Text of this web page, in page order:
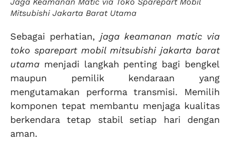
Mitsubishi Jakarta Barat Utama
Sebagai perhatian, jaga keamanan matic via
toko sparepart mobil mitsubishi jakarta barat
utama menjadi langkah penting bagi bengkel
maupun pemilik kendaraan yang
mengutamakan performa transmisi. Memilih
komponen tepat membantu menjaga kualitas
berkendara tetap stabil setiap hari dengan
aman.